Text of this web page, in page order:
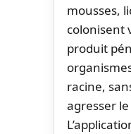
mousses,
colonisent
produit
racine,
agresser